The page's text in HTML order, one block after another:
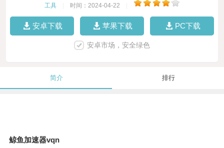
工具 时间：2024-04-22
安卓下载 苹果下载 PC下载
安卓市场，安全绿色
简介 排行
鲸鱼加速器vqn